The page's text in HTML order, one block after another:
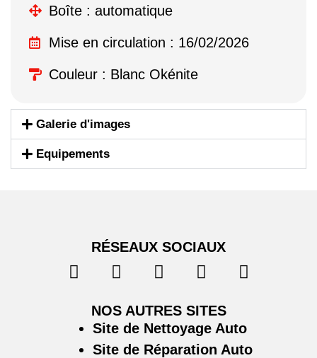
Boîte : automatique
Mise en circulation : 16/02/2026
Couleur : Blanc Okénite
Galerie d'images
Equipements
RÉSEAUX SOCIAUX
NOS AUTRES SITES
Site de Nettoyage Auto
Site de Réparation Auto